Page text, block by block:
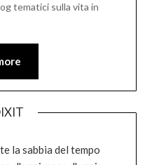
tematici sulla vita in
la sabbia del tempo